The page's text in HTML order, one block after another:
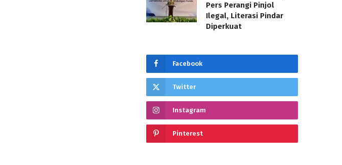
Pers Perangi Pinjol
Ilegal, Literasi Pindar
Diperkuat
Facebook
Twitter
Instagram
Pinterest